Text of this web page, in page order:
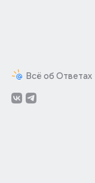
Всё об Ответах